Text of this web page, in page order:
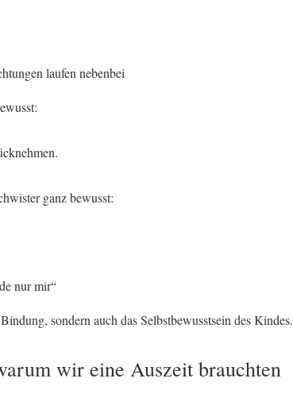
laufen nebenbei
ganz bewusst:
nur mir“
sondern auch das Selbstbewusstsein des Kindes.
wir eine Auszeit brauchten